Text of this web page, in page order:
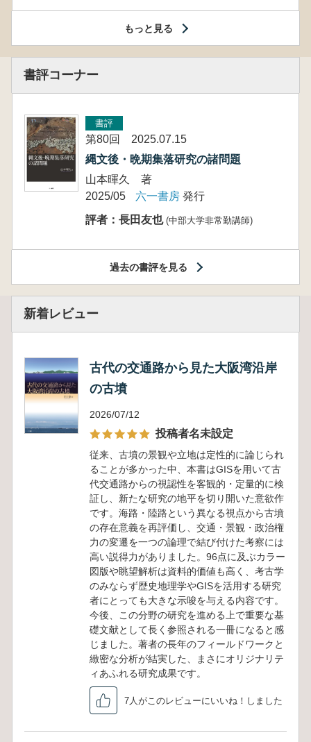
もっと見る
書評コーナー
書評
第80回 2025.07.15
縄文後・晩期集落研究の諸問題
山本暉久 著
2025/05
六一書房 発行
評者：長田友也 (中部大学非常勤講師)
過去の書評を見る
新着レビュー
古代の交通路から見た大阪湾沿岸
の古墳
2026/07/12
投稿者名未設定
従来、古墳の景観や立地は定性的に論じられ
ることが多かった中、本書はGISを用いて古
代交通路からの視認性を客観的・定量的に検
証し、新たな研究の地平を切り開いた意欲作
です。海路・陸路という異なる視点から古墳
の存在意義を再評価し、交通・景観・政治権
力の変遷を一つの論理で結び付けた考察には
高い説得力がありました。96点に及ぶカラー
図版や眺望解析は資料的価値も高く、考古学
のみならず歴史地理学やGISを活用する研究
者にとっても大きな示唆を与える内容です。
今後、この分野の研究を進める上で重要な基
礎文献として長く参照される一冊になると感
じました。著者の長年のフィールドワークと
緻密な分析が結実した、まさにオリジナリテ
ィあふれる研究成果です。
7人がこのレビューにいいね！しました